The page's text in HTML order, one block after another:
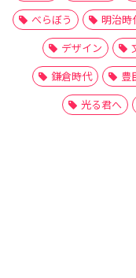
べらぼう
明治時
デザイン
鎌倉時代
豊
光る君へ